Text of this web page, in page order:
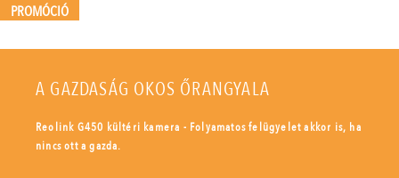
PROMÓCIÓ
A GAZDASÁG OKOS ŐRANGYALA
Reolink G450 kültéri kamera - Folyamatos felügyelet akkor is, ha
nincs ott a gazda.